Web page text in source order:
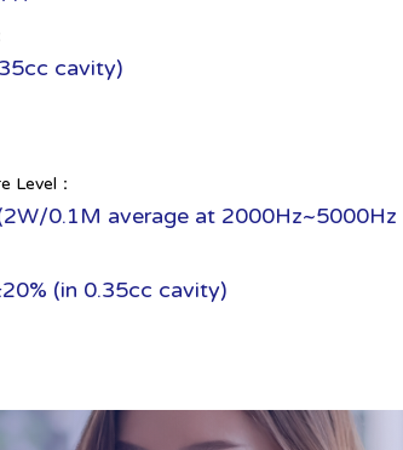
cavity)
Level：
0.1M average at
(in 0.35cc cavity)